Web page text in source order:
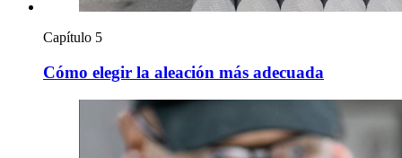
Capítulo 5
Cómo elegir la aleación más adecuada